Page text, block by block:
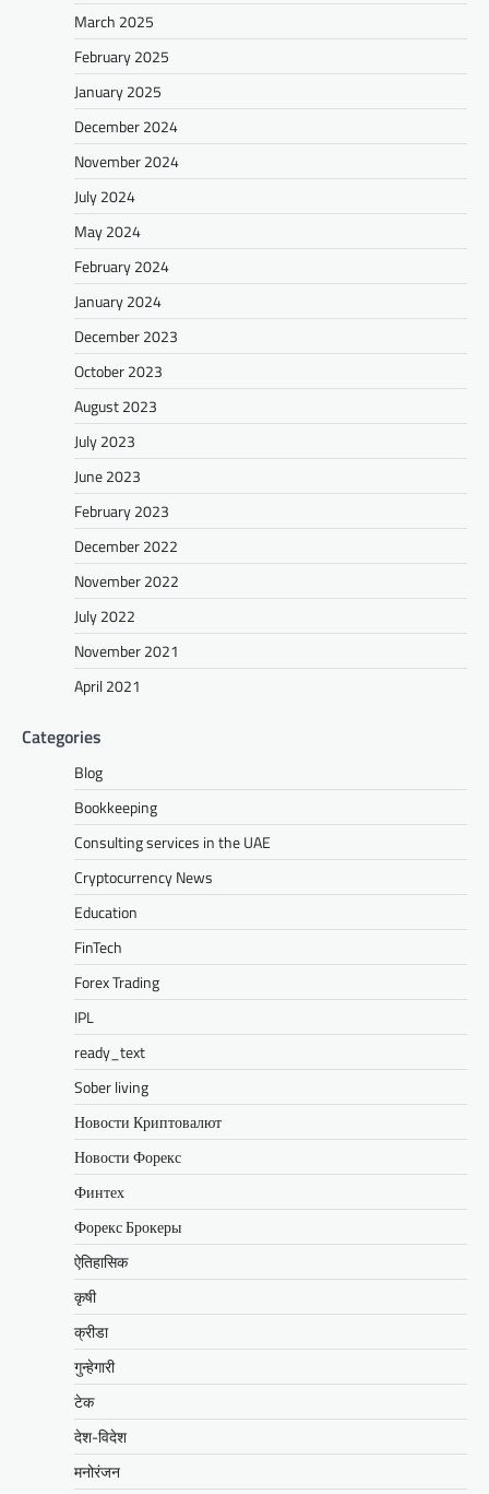
March 2025
February 2025
January 2025
December 2024
November 2024
July 2024
May 2024
February 2024
January 2024
December 2023
October 2023
August 2023
July 2023
June 2023
February 2023
December 2022
November 2022
July 2022
November 2021
April 2021
Categories
Blog
Bookkeeping
Consulting services in the UAE
Cryptocurrency News
Education
FinTech
Forex Trading
IPL
ready_text
Sober living
Новости Криптовалют
Новости Форекс
Финтех
Форекс Брокеры
ऐतिहासिक
कृषी
क्रीडा
गुन्हेगारी
टेक
देश-विदेश
मनोरंजन